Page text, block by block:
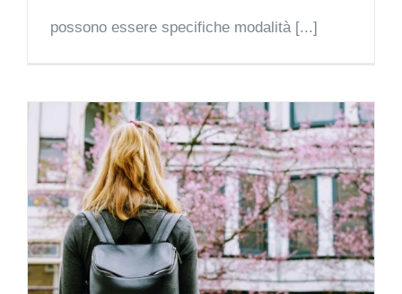
possono essere specifiche modalità [...]